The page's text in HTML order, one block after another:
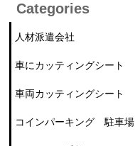
Categories
人材派遣会社
車にカッティングシート
車両カッティングシート
コインパーキング 駐車場